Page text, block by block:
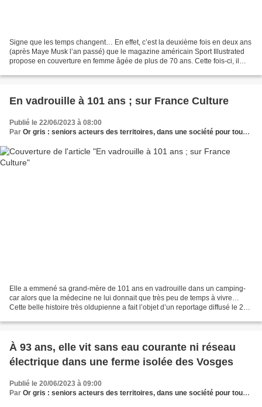
Signe que les temps changent… En effet, c’est la deuxième fois en deux ans
(après Maye Musk l’an passé) que le magazine américain Sport Illustrated
propose en couverture en femme âgée de plus de 70 ans. Cette fois-ci, il
En vadrouille à 101 ans ; sur France Culture
Publié le 22/06/2023 à 08:00
Par Or gris : seniors acteurs des territoires, dans une société pour tous les âges
Elle a emmené sa grand-mère de 101 ans en vadrouille dans un camping-
car alors que la médecine ne lui donnait que très peu de temps à vivre…
Cette belle histoire très oldupienne a fait l’objet d’un reportage diffusé le 2
À 93 ans, elle vit sans eau courante ni réseau
électrique dans une ferme isolée des Vosges
Publié le 20/06/2023 à 09:00
Par Or gris : seniors acteurs des territoires, dans une société pour tous les âges